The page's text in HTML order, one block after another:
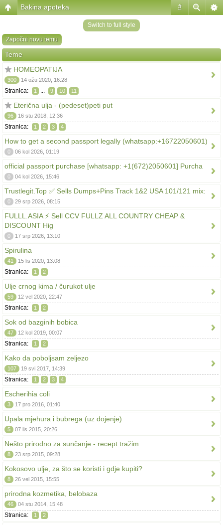
#
Bakina apoteka
Switch to full style
Započni novu temu
Teme
HOMEOPATIJA
300 14 ožu 2020, 16:28
Stranica: 1 ... 9 10 11
Eterična ulja - (pedeset)peti put
96 16 stu 2018, 12:36
Stranica: 1 2 3 4
How to get a second passport legally (whatsapp:+16722050601)
0 06 kol 2026, 01:19
official passport purchase [whatsapp: +1(672)2050601] Purcha
0 04 kol 2026, 15:46
Trustlegit.Top ✅ Sells Dumps+Pins Track 1&2 USA 101/121 mix:
0 29 srp 2026, 08:15
FULLL.ASIA ⚡ Sell CCV FULLZ ALL COUNTRY CHEAP &
DISCOUNT Hig
0 17 srp 2026, 13:10
Spirulina
41 15 lis 2020, 13:08
Stranica: 1 2
Ulje crnog kima / čurukot ulje
59 12 vel 2020, 22:47
Stranica: 1 2
Sok od bazginih bobica
47 12 kol 2019, 00:07
Stranica: 1 2
Kako da poboljsam zeljezo
107 19 svi 2017, 14:39
Stranica: 1 2 3 4
Escherihia coli
3 17 pro 2016, 01:40
Upala mjehura i bubrega (uz dojenje)
5 07 lis 2015, 20:26
Nešto prirodno za sunčanje - recept tražim
8 23 srp 2015, 09:28
Kokosovo ulje, za što se koristi i gdje kupiti?
8 26 vel 2015, 15:55
prirodna kozmetika, belobaza
46 04 stu 2014, 15:48
Stranica: 1 2